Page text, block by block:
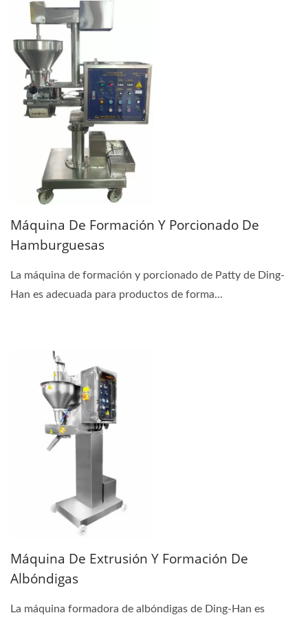
Máquina De Formación Y Porcionado De
Hamburguesas
La máquina de formación y porcionado de Patty de Ding-
Han es adecuada para productos de forma...
Máquina De Extrusión Y Formación De
Albóndigas
La máquina formadora de albóndigas de Ding-Han es